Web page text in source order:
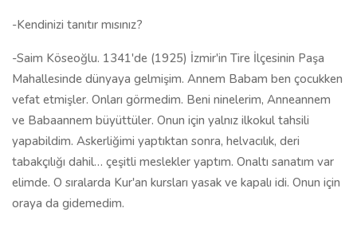
-Kendinizi tanıtır mısınız?
-Saim Köseoğlu. 1341'de (1925) İzmir'in Tire İlçesinin Paşa
Mahallesinde dünyaya gelmişim. Annem Babam ben çocukken
vefat etmişler. Onları görmedim. Beni ninelerim, Anneannem
ve Babaannem büyüttüler. Onun için yalnız ilkokul tahsili
yapabildim. Askerliğimi yaptıktan sonra, helvacılık, deri
tabakçılığı dahil… çeşitli meslekler yaptım. Onaltı sanatım var
elimde. O sıralarda Kur'an kursları yasak ve kapalı idi. Onun için
oraya da gidemedim.